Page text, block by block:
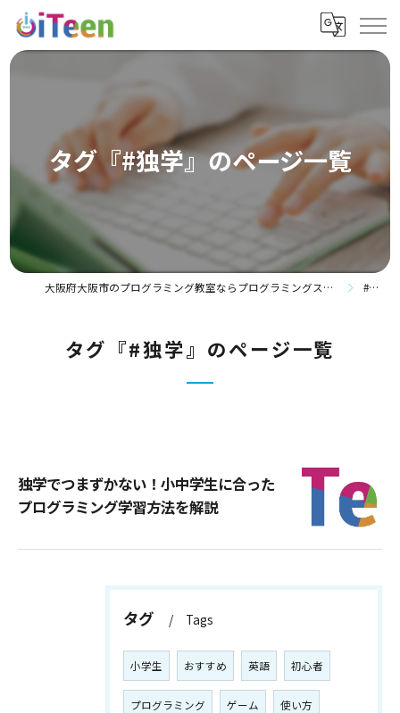
タグ『#独学』のページ一覧
大阪府大阪市のプログラミング教室ならプログラミングスクールiTeen 都島ベルファ前校 #独学
タグ『#独学』のページ一覧
独学でつまずかない！小中学生に合った
プログラミング学習方法を解説
タグ Tags
小学生 おすすめ 英語 初心者
プログラミング ゲーム 使い方